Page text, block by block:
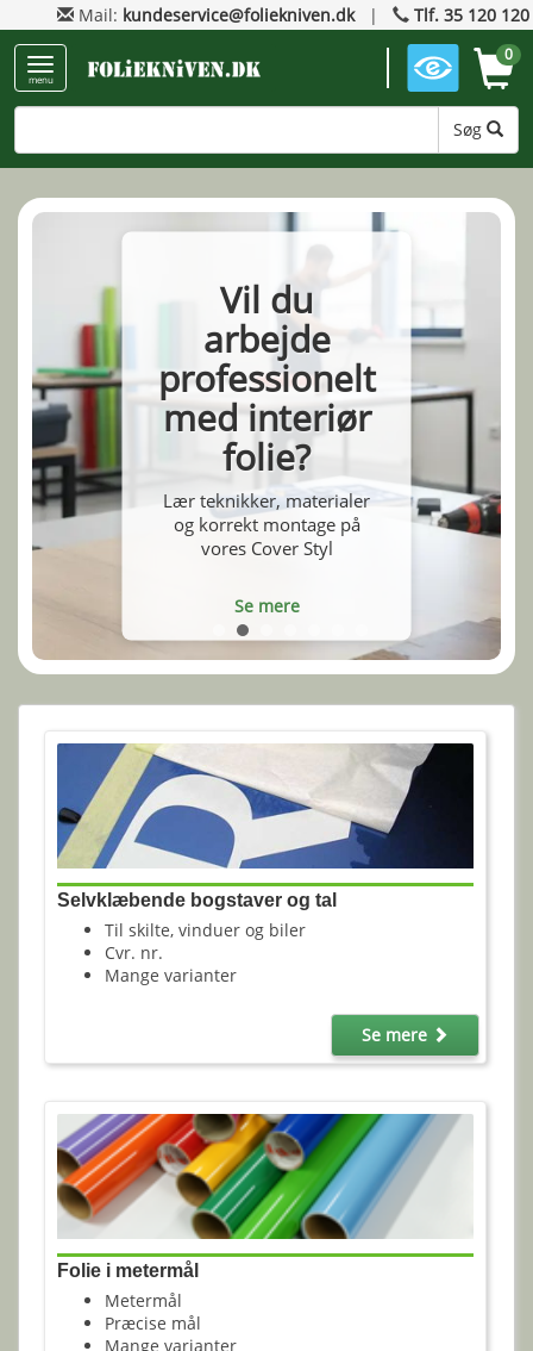
Mail: kundeservice@foliekniven.dk| Tlf. 35 120 120
menu
Søg
0
Vil du
arbejde
professionelt
med interiør
folie?
Lær teknikker, materialer
og korrekt montage på
vores Cover Styl
Se mere
Selvklæbende bogstaver og tal
Til skilte, vinduer og biler
Cvr. nr.
Mange varianter
Se mere
Folie i metermål
Metermål
Præcise mål
Mange varianter